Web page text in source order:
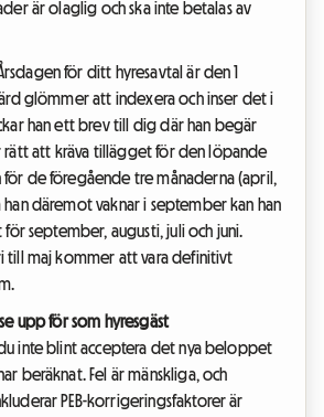
är olaglig och ska inte betalas av
för ditt hyresavtal är den 1
glömmer att indexera och inser det i
han ett brev till dig där han begär
rätt att kräva tillägget för den löpande
för de föregående tre månaderna (april,
han däremot vaknar i september kan han
september, augusti, juli och juni.
till maj kommer att vara definitivt
upp för som hyresgäst
inte blint acceptera det nya beloppet
beräknat. Fel är mänskliga, och
PEB-korrigeringsfaktorer är